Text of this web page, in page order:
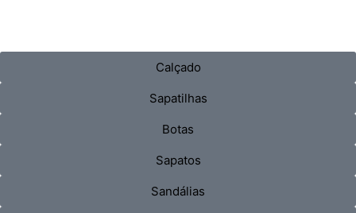
Calçado
Sapatilhas
Botas
Sapatos
Sandálias